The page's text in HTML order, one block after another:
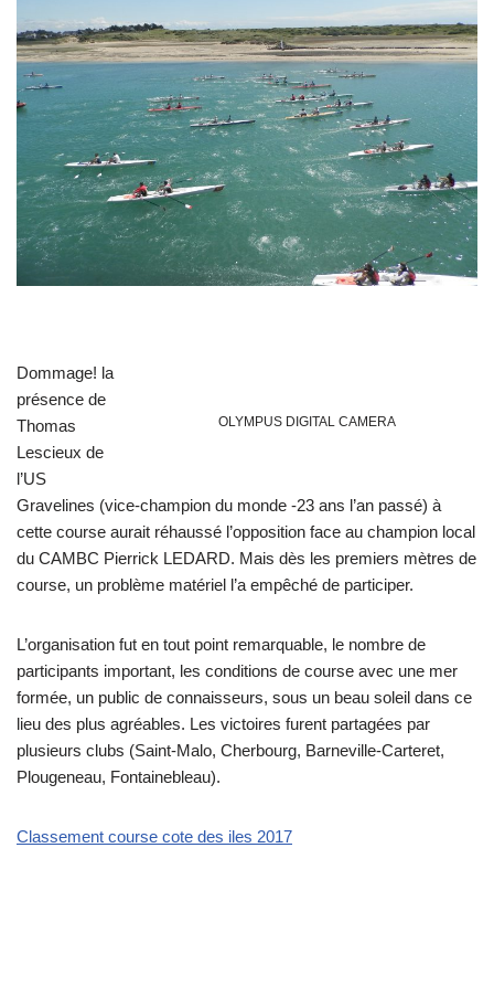
OLYMPUS DIGITAL CAMERA
Dommage! la
présence de
Thomas
Lescieux de
l’US
Gravelines (vice-champion du monde -23 ans l’an passé) à
cette course aurait réhaussé l’opposition face au champion local
du CAMBC Pierrick LEDARD. Mais dès les premiers mètres de
course, un problème matériel l’a empêché de participer.
L’organisation fut en tout point remarquable, le nombre de
participants important, les conditions de course avec une mer
formée, un public de connaisseurs, sous un beau soleil dans ce
lieu des plus agréables. Les victoires furent partagées par
plusieurs clubs (Saint-Malo, Cherbourg, Barneville-Carteret,
Plougeneau, Fontainebleau).
Classement course cote des iles 2017